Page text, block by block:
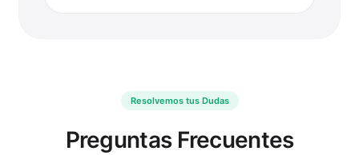
Resolvemos tus Dudas
Preguntas Frecuentes